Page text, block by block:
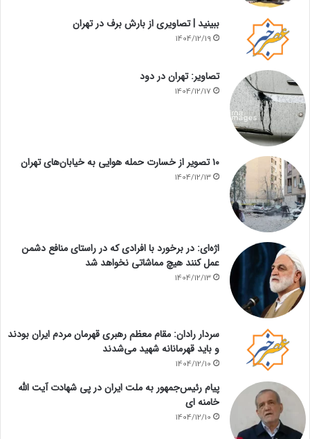
ببینید | تصاویری از بارش برف در تهران
1404/12/19
تصاویر: تهران در دود
1404/12/17
۱۰ تصویر از خسارت حمله هوایی به خیابان‌های تهران
1404/12/13
اژه‌ای: در برخورد با افرادی که در راستای منافع دشمن
عمل کنند هیچ مماشاتی نخواهد شد
1404/12/13
سردار رادان: مقام معظم رهبری قهرمان مردم ایران بودند
و باید قهرمانانه شهید می‌شدند
1404/12/10
پیام رئیس‌جمهور به ملت ایران در پی شهادت آیت الله
خامنه ای
1404/12/10